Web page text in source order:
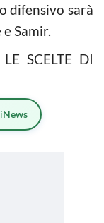
difensivo sarà
Samir.
SCELTE DI
News